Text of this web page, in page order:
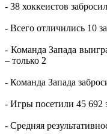
- 38 хоккеистов
- Всего отличились 10
- Команда Запада
– только 2
- Команда Запада
- Игры посетили 45 692
- Средняя